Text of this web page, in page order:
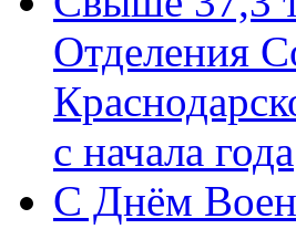
Отделения
с начала года
C Днём